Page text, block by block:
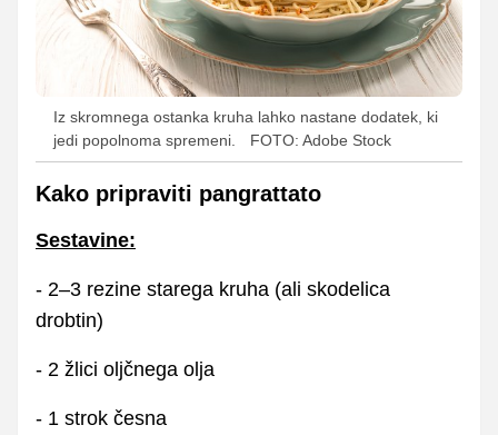
Iz skromnega ostanka kruha lahko nastane dodatek, ki
jedi popolnoma spremeni.
FOTO: Adobe Stock
Kako pripraviti pangrattato
Sestavine:
- 2–3 rezine starega kruha (ali skodelica
drobtin)
- 2 žlici oljčnega olja
- 1 strok česna